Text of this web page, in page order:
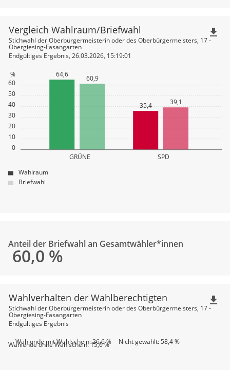
0
10
20
30
40
50
60
%
GRÜNE SPD
60,9
39,1
64,6
35,4
Vergleich Wahlraum/Briefwahl
Stichwahl der Oberbürgermeisterin oder des Oberbürgermeisters, 17 -
Obergiesing-Fasangarten
Endgültiges Ergebnis, 26.03.2026, 15:19:01
Wahlraum
Briefwahl
file_download
Anteil der Briefwahl an Gesamtwähler*innen
60,0 %
Wählende ohne Wahlschein: 15,0 %
Wählende mit Wahlschein: 26,6 % Nicht gewählt: 58,4 %
Wahlverhalten der Wahlberechtigten
Stichwahl der Oberbürgermeisterin oder des Oberbürgermeisters, 17 -
Obergiesing-Fasangarten
Endgültiges Ergebnis
file_download